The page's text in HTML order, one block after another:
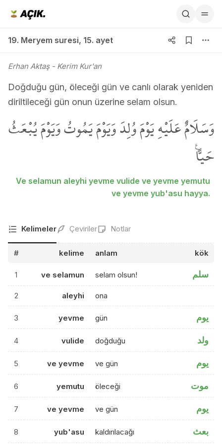
19. Meryem suresi, 15. ayet
Erhan Aktaş- Kerim Kur'an
Doğduğu gün, öleceği gün ve canlı olarak yeniden
diriltileceği gün onun üzerine selam olsun.
وَسَلَامٌ عَلَيْهِ يَوْمَ وُلِدَ وَيَوْمَ يَمُوتُ وَيَوْمَ يُبْعَثُ
حَياًّ۟
Ve selamun aleyhi yevme vulide ve yevme yemutu
ve yevme yub'asu hayya.
Kelimeler Çeviriler Notlar
# kelime anlam kök
1 ve selamun selam olsun! سلم
2 aleyhi ona
3 yevme gün يوم
4 vulide doğduğu ولد
5 ve yevme ve gün يوم
6 yemutu öleceği موت
7 ve yevme ve gün يوم
8 yub'asu kaldırılacağı بعث